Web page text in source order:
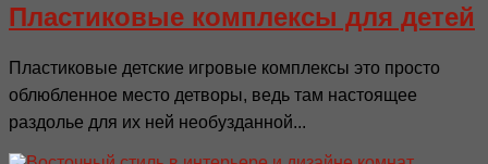
Пластиковые комплексы для детей
Пластиковые детские игровые комплексы это просто
облюбленное место детворы, ведь там настоящее
раздолье для их ней необузданной...